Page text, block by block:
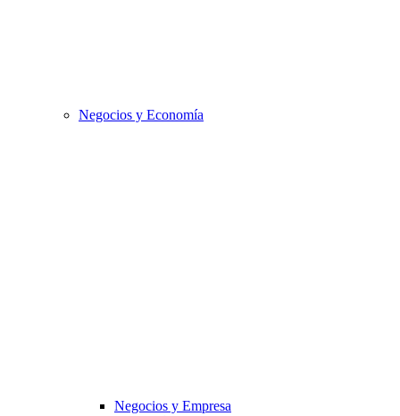
Negocios y Economía
Negocios y Empresa